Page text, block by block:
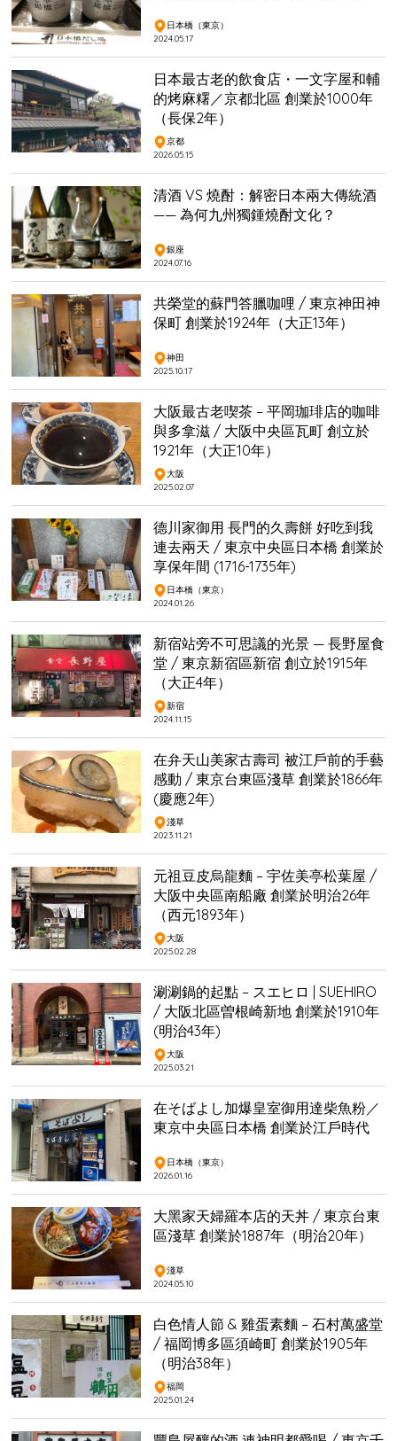
日本橋（東京）
2024.05.17
日本最古老的飲食店・一文字屋和輔
的烤麻糬／京都北區 創業於1000年
（長保2年）
京都
2026.05.15
清酒 VS 燒酎：解密日本兩大傳統酒
—— 為何九州獨鍾燒酎文化？
銀座
2024.07.16
共榮堂的蘇門答臘咖哩 / 東京神田神
保町 創業於1924年（大正13年）
神田
2025.10.17
大阪最古老喫茶 – 平岡珈琲店的咖啡
與多拿滋 / 大阪中央區瓦町 創立於
1921年（大正10年）
大阪
2025.02.07
德川家御用 長門的久壽餅 好吃到我
連去兩天 / 東京中央區日本橋 創業於
享保年間 (1716-1735年)
日本橋（東京）
2024.01.26
新宿站旁不可思議的光景 — 長野屋食
堂 / 東京新宿區新宿 創立於1915年
（大正4年）
新宿
2024.11.15
在弁天山美家古壽司 被江戶前的手藝
感動 / 東京台東區淺草 創業於1866年
(慶應2年)
淺草
2023.11.21
元祖豆皮烏龍麵 – 宇佐美亭松葉屋 /
大阪中央區南船廠 創業於明治26年
（西元1893年）
大阪
2025.02.28
涮涮鍋的起點 – スエヒロ | SUEHIRO
/ 大阪北區曽根崎新地 創業於1910年
(明治43年)
大阪
2025.03.21
在そばよし加爆皇室御用達柴魚粉／
東京中央區日本橋 創業於江戶時代
日本橋（東京）
2026.01.16
大黑家天婦羅本店的天丼 / 東京台東
區淺草 創業於1887年（明治20年）
淺草
2024.05.10
白色情人節 & 雞蛋素麵 – 石村萬盛堂
/ 福岡博多區須崎町 創業於1905年
（明治38年）
福岡
2025.01.24